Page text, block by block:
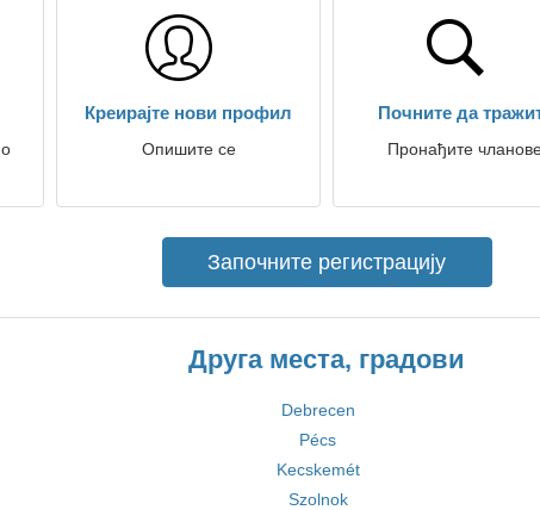
Креирајте нови профил
Опишите се
Почните да
Пронађите
Започните регистрацију
Друга места, градови
Debrecen
Pécs
Kecskemét
Szolnok